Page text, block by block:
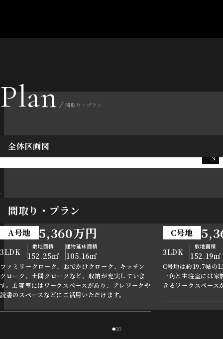
Plan 間取り・プラン
全体区画図
-
間取り・プラン
A号地 5,360万円
3LDK
敷地面積
152.25㎡
建物延床面積
105.16㎡
ファミリークローク、おでかけクローク、キッチン
クローク、土間クロークなど、収納が充実していま
す。主寝室にはワークスペースがあり、テレワークや
読書のスペースなどにご活用いただけます。
C号地
3LDK
敷地面積
152.19㎡
C号地は約19.7帖の
一角と主寝室には家
きるワークスペース